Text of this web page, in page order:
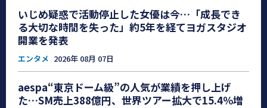
いじめ疑惑で活動停止した女優は今…「成長でき
る大切な時間を失った」約5年を経てヨガスタジオ
開業を発表
エンタメ 2026年 08月 07日
aespa“東京ドーム級”の人気が業績を押し上げ
た…SM売上388億円、世界ツアー拡大で15.4％増